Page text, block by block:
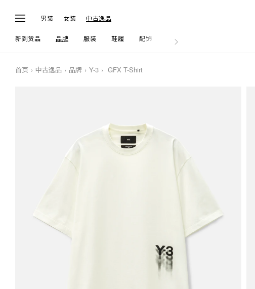
男装 女装 中古逸品
新到货品 品牌 服装 鞋履 配饰 生活
首页 中古逸品 品牌 Y-3 GFX T-Shirt